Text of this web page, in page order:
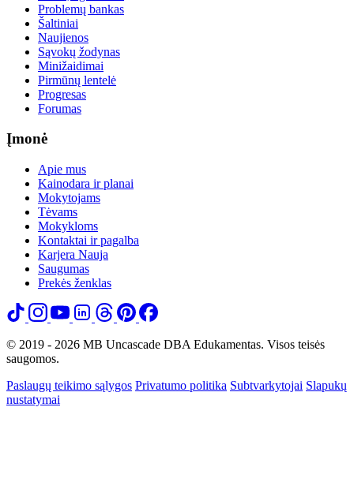
Problemų bankas
Šaltiniai
Naujienos
Sąvokų žodynas
Minižaidimai
Pirmūnų lentelė
Progresas
Forumas
Įmonė
Apie mus
Kainodara ir planai
Mokytojams
Tėvams
Mokykloms
Kontaktai ir pagalba
Karjera Nauja
Saugumas
Prekės ženklas
© 2019 - 2026 MB Uncascade DBA Edukamentas. Visos teisės
saugomos.
Paslaugų teikimo sąlygos Privatumo politika Subtvarkytojai Slapukų
nustatymai